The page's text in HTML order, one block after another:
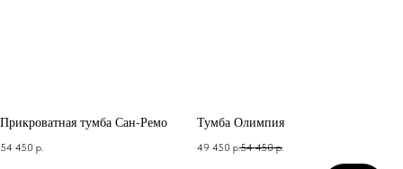
Прикроватная тумба Сан-Ремо
54 450 р.
Тумба Олимпия
49 450 р.54 450 р.